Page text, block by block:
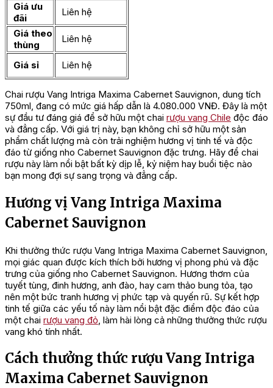
Giá ưu
đãi
Liên hệ
Giá theo
thùng
Liên hệ
Giá sỉ Liên hệ
Chai rượu Vang Intriga Maxima Cabernet Sauvignon, dung tích
750ml, đang có mức giá hấp dẫn là 4.080.000 VNĐ. Đây là một
sự đầu tư đáng giá để sở hữu một chai rượu vang Chile độc đáo
và đẳng cấp. Với giá trị này, bạn không chỉ sở hữu một sản
phẩm chất lượng mà còn trải nghiệm hương vị tinh tế và độc
đáo từ giống nho Cabernet Sauvignon đặc trưng. Hãy để chai
rượu này làm nổi bật bất kỳ dịp lễ, kỷ niệm hay buổi tiệc nào
bạn mong đợi sự sang trọng và đẳng cấp.
Hương vị Vang Intriga Maxima
Cabernet Sauvignon
Khi thưởng thức rượu Vang Intriga Maxima Cabernet Sauvignon,
mọi giác quan được kích thích bởi hương vị phong phú và đặc
trưng của giống nho Cabernet Sauvignon. Hương thơm của
tuyết tùng, đinh hương, anh đào, hay cam thảo bung tỏa, tạo
nên một bức tranh hương vị phức tạp và quyến rũ. Sự kết hợp
tinh tế giữa các yếu tố này làm nổi bật đặc điểm độc đáo của
một chai rượu vang đỏ , làm hài lòng cả những thưởng thức rượu
vang khó tính nhất.
Cách thưởng thức rượu Vang Intriga
Maxima Cabernet Sauvignon